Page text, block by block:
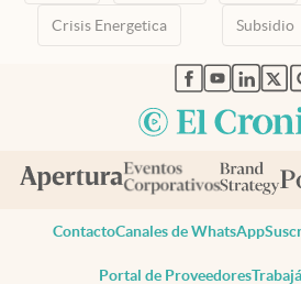
Crisis Energetica Subsidio
abre enabre en
abre
ContactoCanales de WhatsApp
Portal de Proveedores